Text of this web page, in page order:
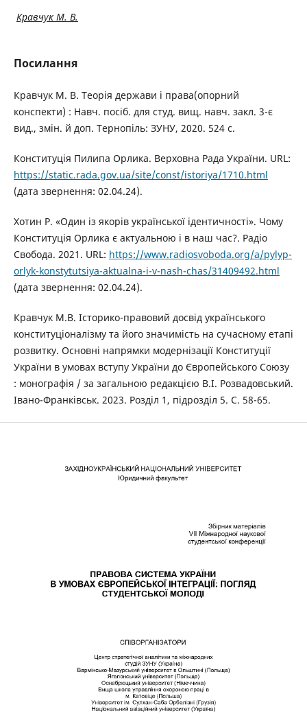
Кравчук М. В.
Посилання
Кравчук М. В. Теорія держави і права(опорний
конспекти) : Навч. посіб. для студ. вищ. навч. закл. 3-є
вид., змін. й доп. Тернопіль: ЗУНУ, 2020. 524 с.
Конституція Пилипа Орлика. Верховна Рада України. URL:
https://static.rada.gov.ua/site/const/istoriya/1710.html
(дата звернення: 02.04.24).
Хотин Р. «Один із якорів української ідентичності». Чому
Конституція Орлика є актуальною і в наш час?. Радіо
Свобода. 2021. URL: https://www.radiosvoboda.org/a/pylyp-
orlyk-konstytutsiya-aktualna-i-v-nash-chas/31409492.html
(дата звернення: 02.04.24).
Кравчук М.В. Історико-правовий досвід українського
конституціоналізму та його значимість на сучасному етапі
розвитку. Основні напрямки модернізації Конституції
України в умовах вступу України до Європейського Союзу
: монографія / за загальною редакцією В.І. Розвадовський.
Івано-Франківськ. 2023. Розділ 1, підрозділ 5. С. 58-65.